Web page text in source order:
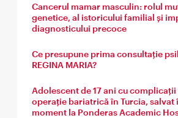
Cancerul mamar masculin: rolul
genetice, al istoricului familial și
diagnosticului precoce
Ce presupune prima consultație
REGINA MARIA?
Adolescent de 17 ani cu complicații
operație bariatrică în Turcia, salvat
moment la Ponderas Academic